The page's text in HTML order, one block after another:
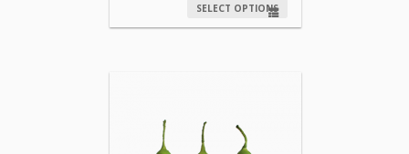
SELECT OPTIONS